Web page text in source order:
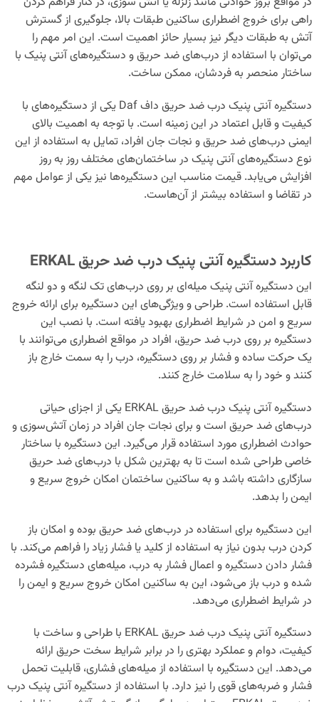
راهی برای خروج اضطراری ساکنین طبقات بالا، جلوگیری از گسترش
آتش به طبقات دیگر نیز بسیار حائز اهمیت است. این امر مهم را
می‌توان با استفاده از درب‌های ضد حریق و دستگیره‌های آنتی پنیک با
ساختار منحصر به فردشان، ممکن ساخت.
دستگیره آنتی پنیک درب ضد حریق داف Daf یکی از دستگیره‌های با
کیفیت و قابل اعتماد در این زمینه است. با توجه به اهمیت بالای
ایمنی درب‌های ضد حریق و نجات جان افراد، تمایل به استفاده از این
نوع دستگیره‌های آنتی پنیک در ساختمان‌های مختلف روز به روز
افزایش می‌یابد. قیمت مناسب این دستگیره‌ها نیز یکی از عوامل مهم
در تقاضا و استفاده بیشتر از آن‌هاست.
کاربرد دستگیره آنتی پنیک درب ضد حریق ERKAL
این دستگیره آنتی پنیک میله‌ای بر روی درب‌های تک لنگه و دو لنگه
قابل استفاده است. طراحی و ویژگی‌های این دستگیره برای ارائه خروج
سریع و امن در شرایط اضطراری بهبود یافته است. با نصب این
دستگیره بر روی درب ضد حریق، افراد در مواقع اضطراری می‌توانند با
یک حرکت ساده و فشار بر روی دستگیره، درب را به سمت خارج باز
کنند و خود را به سلامت خارج کنند.
دستگیره آنتی پنیک درب ضد حریق ERKAL یکی از اجزای حیاتی
درب‌های ضد حریق است و برای نجات جان افراد در زمان آتش‌سوزی و
حوادث اضطراری مورد استفاده قرار می‌گیرد. این دستگیره با ساختار
خاصی طراحی شده است تا به بهترین شکل با درب‌های ضد حریق
سازگاری داشته باشد و به ساکنین ساختمان امکان خروج سریع و
ایمن را بدهد.
این دستگیره برای استفاده در درب‌های ضد حریق بوده و امکان باز
کردن درب بدون نیاز به استفاده از کلید یا فشار زیاد را فراهم می‌کند. با
فشار دادن دستگیره و اعمال فشار به درب، میله‌های دستگیره فشرده
شده و درب باز می‌شود، این به ساکنین امکان خروج سریع و ایمن را
در شرایط اضطراری می‌دهد.
دستگیره آنتی پنیک درب ضد حریق ERKAL با طراحی و ساخت با
کیفیت، دوام و عملکرد بهتری را در برابر شرایط سخت حریق ارائه
می‌دهد. این دستگیره با استفاده از میله‌های فشاری، قابلیت تحمل
فشار و ضربه‌های قوی را نیز دارد. با استفاده از دستگیره آنتی پنیک درب